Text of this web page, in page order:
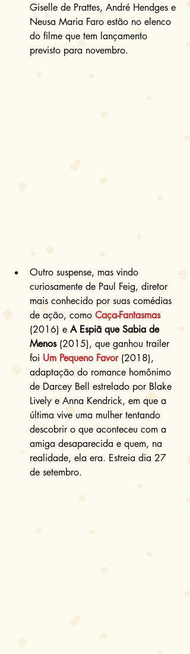
Giselle de Prattes, André Hendges e
Neusa Maria Faro estão no elenco
do filme que tem lançamento
previsto para novembro.
Outro suspense, mas vindo
curiosamente de Paul Feig, diretor
mais conhecido por suas comédias
de ação, como Caça-Fantasmas
(2016) e A Espiã que Sabia de
Menos (2015), que ganhou trailer
foi Um Pequeno Favor (2018),
adaptação do romance homônimo
de Darcey Bell estrelado por Blake
Lively e Anna Kendrick, em que a
última vive uma mulher tentando
descobrir o que aconteceu com a
amiga desaparecida e quem, na
realidade, ela era. Estreia dia 27
de setembro.